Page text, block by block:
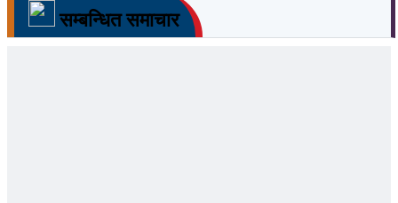
सम्बन्धित समाचार